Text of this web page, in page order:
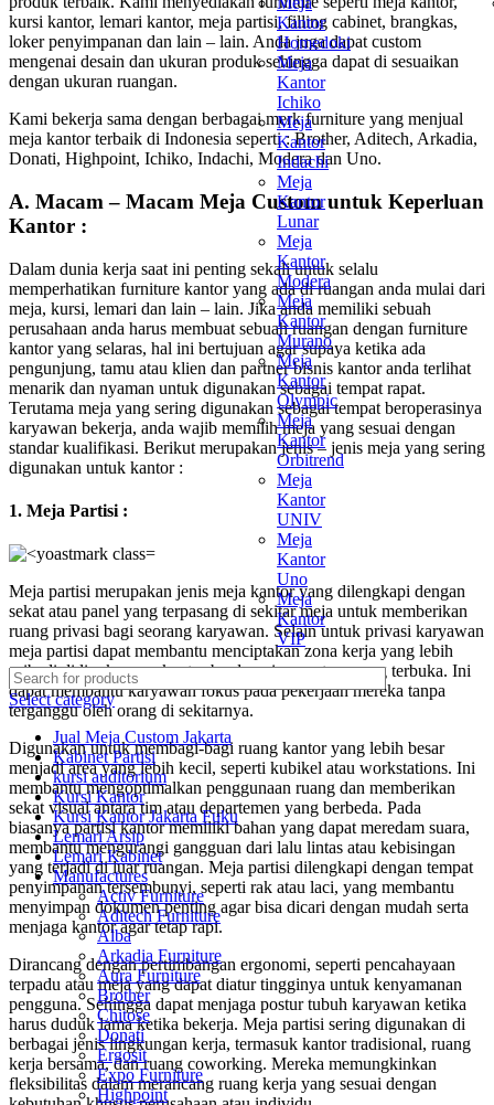
Kantor
Homedoki
Meja
Kantor
Ichiko
Meja
Kantor
Indachi
Meja
Kantor
Lunar
Meja
Kantor
Modera
Meja
Kantor
Murano
Meja
Kantor
Olympic
Meja
Kantor
Orbitrend
Meja
Kantor
UNIV
Meja
Kantor
Uno
Meja
Kantor
VIP
Select category
Jual Meja Custom Jakarta
Kabinet Partisi
kursi auditorium
Kursi Kantor
Kursi Kantor Jakarta Fuku
Lemari Arsip
Lemari Kabinet
Manufactures
Activ Furniture
Aditech Furniture
Alba
Arkadia Furniture
Aura Furniture
Brother
Chitose
Donati
Ergosit
Expo Furniture
Highpoint
kursi kantor, lemari kantor, meja partisi, filling cabinet, brangkas,
loker penyimpanan dan lain – lain. Anda juga dapat custom
mengenai desain dan ukuran produk sehingga dapat di sesuaikan
dengan ukuran ruangan.
Kami bekerja sama dengan berbagai merk furniture yang menjual
meja kantor terbaik di Indonesia seperti : Brother, Aditech, Arkadia,
Donati, Highpoint, Ichiko, Indachi, Modera dan Uno.
A. Macam – Macam Meja Custom untuk Keperluan
Kantor :
Dalam dunia kerja saat ini penting sekali untuk selalu
memperhatikan furniture kantor yang ada di ruangan anda mulai dari
meja, kursi, lemari dan lain – lain. Jika anda memiliki sebuah
perusahaan anda harus membuat sebuah ruangan dengan furniture
kantor yang selaras, hal ini bertujuan agar supaya ketika ada
pengunjung, tamu atau klien dan partner bisnis kantor anda terlihat
menarik dan nyaman untuk digunakan sebagai tempat rapat.
Terutama meja yang sering digunakan sebagai tempat beroperasinya
karyawan bekerja, anda wajib memilih meja yang sesuai dengan
standar kualifikasi. Berikut merupakan jenis – jenis meja yang sering
digunakan untuk kantor :
1. Meja Partisi :
Meja partisi merupakan jenis meja kantor yang dilengkapi dengan
sekat atau panel yang terpasang di sekitar meja untuk memberikan
ruang privasi bagi seorang karyawan. Selain untuk privasi karyawan
meja partisi dapat membantu menciptakan zona kerja yang lebih
pribadi di lingkungan kantor berdampingan atau ruang terbuka. Ini
dapat membantu karyawan fokus pada pekerjaan mereka tanpa
terganggu oleh orang di sekitarnya.
Digunakan untuk membagi-bagi ruang kantor yang lebih besar
menjadi area yang lebih kecil, seperti kubikel atau workstations. Ini
membantu mengoptimalkan penggunaan ruang dan memberikan
sekat visual antara tim atau departemen yang berbeda. Pada
biasanya partisi kantor memiliki bahan yang dapat meredam suara,
membantu mengurangi gangguan dari lalu lintas atau kebisingan
yang terjadi di luar ruangan. Meja partisi dilengkapi dengan tempat
penyimpanan tersembunyi, seperti rak atau laci, yang membantu
menyimpan dokumen penting agar bisa dicari dengan mudah serta
menjaga kantor agar tetap rapi.
Dirancang dengan pertimbangan ergonomi, seperti pencahayaan
terpadu atau meja yang dapat diatur tingginya untuk kenyamanan
pengguna. Sehingga dapat menjaga postur tubuh karyawan ketika
harus duduk lama ketika bekerja. Meja partisi sering digunakan di
berbagai jenis lingkungan kerja, termasuk kantor tradisional, ruang
kerja bersama, dan ruang coworking. Mereka memungkinkan
fleksibilitas dalam merancang ruang kerja yang sesuai dengan